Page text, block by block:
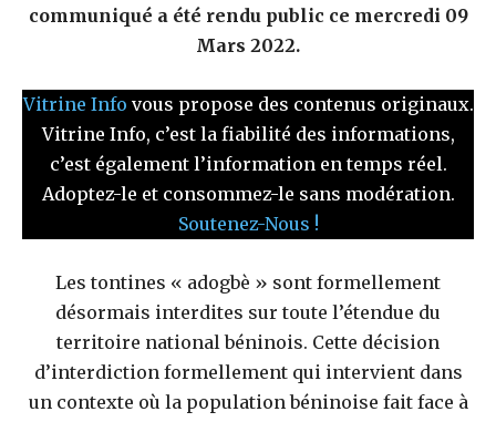
communiqué a été rendu public ce mercredi 09
Mars 2022.
Vitrine Info vous propose des contenus originaux.
Vitrine Info, c’est la fiabilité des informations,
c’est également l’information en temps réel.
Adoptez-le et consommez-le sans modération.
Soutenez-Nous !
Les tontines « adogbè » sont formellement
désormais interdites sur toute l’étendue du
territoire national béninois. Cette décision
d’interdiction formellement qui intervient dans
un contexte où la population béninoise fait face à